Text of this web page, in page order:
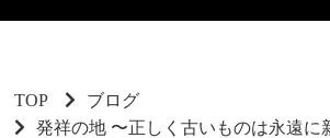
TOP
ブログ
発祥の地 〜正しく古いものは永遠に